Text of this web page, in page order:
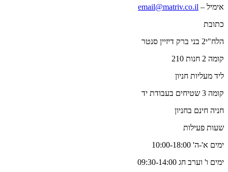
אימיל – email@matriv.co.il
כתובת
הלח"י2 בני ברק דיזיין סנטר
קומה 2 חנות 210
ליד מעליות חניון
קומה 3 שטיחים בעבודת יד
חניה חינם בחניון
שעות פעילות
ימים א'-ה' 10:00-18:00
ימים ו' וערב חג 09:30-14:00